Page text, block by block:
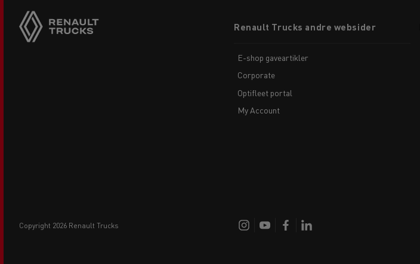
copyright 2026 Renault Trucks
menuRenault Trucks andre websider
E-shop gaveartikler
Corporate
Optifleet portal
My Account